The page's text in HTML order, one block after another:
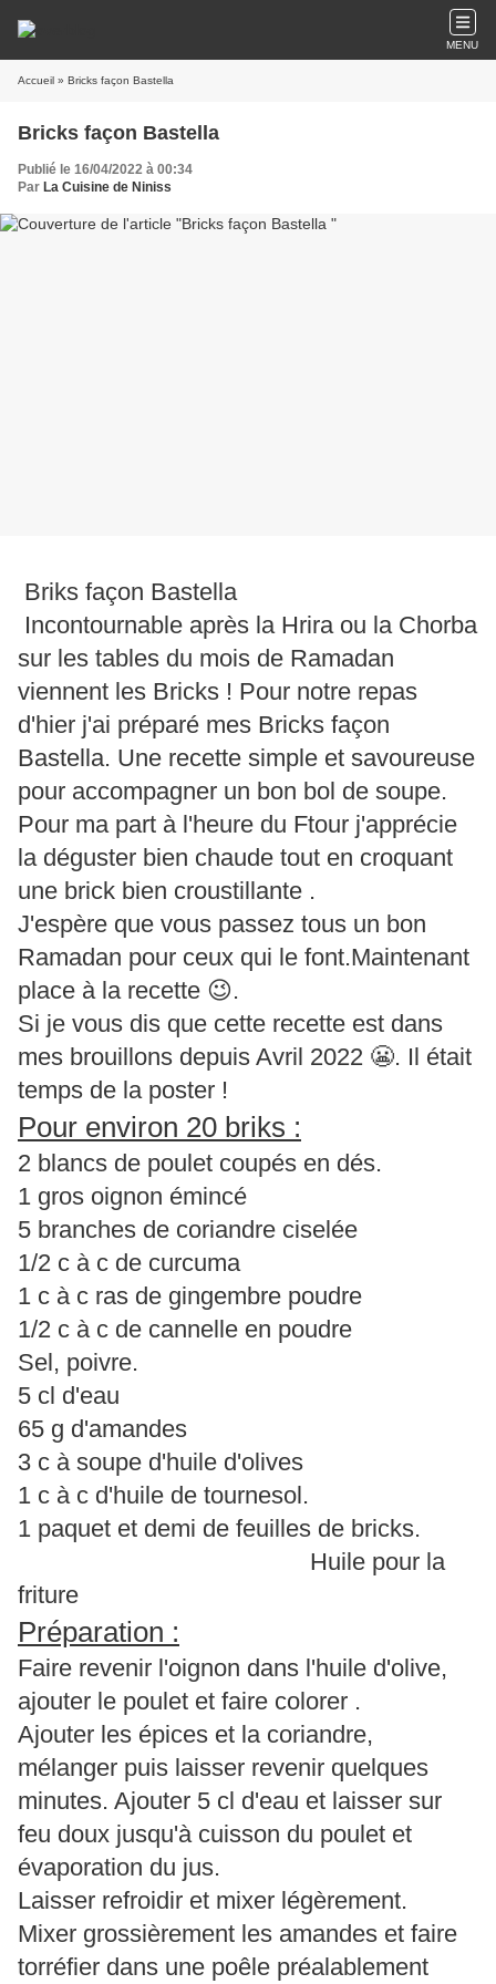
MENU
Accueil » Bricks façon Bastella
Bricks façon Bastella
Publié le 16/04/2022 à 00:34
Par La Cuisine de Niniss
Briks façon Bastella
Incontournable après la Hrira ou la Chorba
sur les tables du mois de Ramadan
viennent les Bricks ! Pour notre repas
d'hier j'ai préparé mes Bricks façon
Bastella. Une recette simple et savoureuse
pour accompagner un bon bol de soupe.
Pour ma part à l'heure du Ftour j'apprécie
la déguster bien chaude tout en croquant
une brick bien croustillante .
J'espère que vous passez tous un bon
Ramadan pour ceux qui le font.Maintenant
place à la recette 😉.
Si je vous dis que cette recette est dans
mes brouillons depuis Avril 2022 😬. Il était
temps de la poster !
Pour environ 20 briks :
2 blancs de poulet coupés en dés.
1 gros oignon émincé
5 branches de coriandre ciselée
1/2 c à c de curcuma
1 c à c ras de gingembre poudre
1/2 c à c de cannelle en poudre
Sel, poivre.
5 cl d'eau
65 g d'amandes
3 c à soupe d'huile d'olives
1 c à c d'huile de tournesol.
1 paquet et demi de feuilles de bricks.
Huile pour la
friture
Préparation :
Faire revenir l'oignon dans l'huile d'olive,
ajouter le poulet et faire colorer .
Ajouter les épices et la coriandre,
mélanger puis laisser revenir quelques
minutes. Ajouter 5 cl d'eau et laisser sur
feu doux jusqu'à cuisson du poulet et
évaporation du jus.
Laisser refroidir et mixer légèrement.
Mixer grossièrement les amandes et faire
torréfier dans une poêle préalablement